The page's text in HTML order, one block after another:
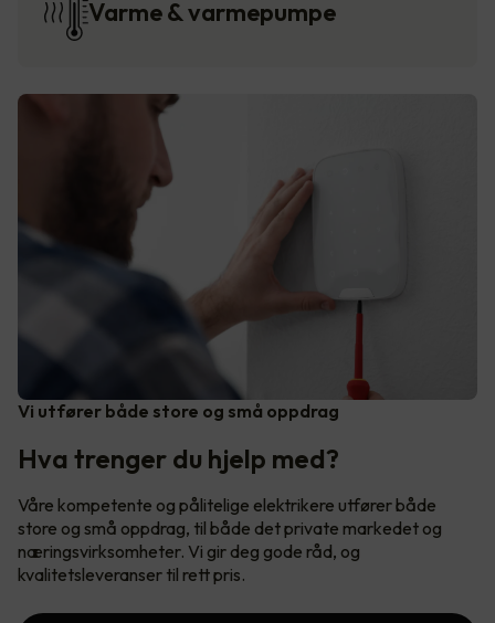
Varme & varmepumpe
Vi utfører både store og små oppdrag
Hva trenger du hjelp med?
Våre kompetente og pålitelige elektrikere utfører både
store og små oppdrag, til både det private markedet og
næringsvirksomheter. Vi gir deg gode råd, og
kvalitetsleveranser til rett pris.